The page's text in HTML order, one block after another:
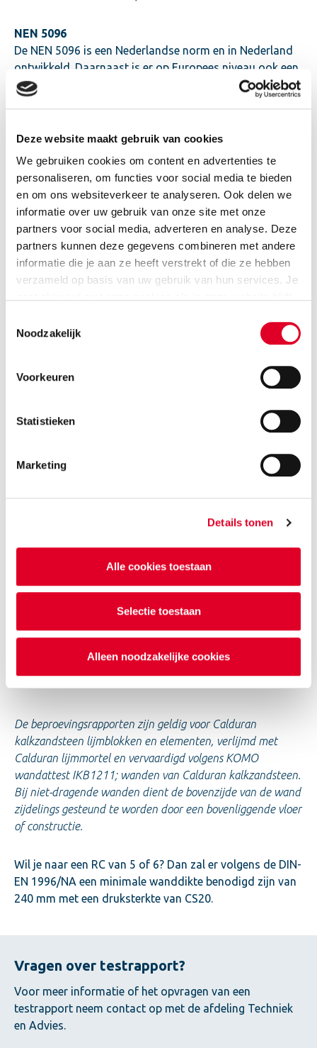
Deze website maakt gebruik van cookies
We gebruiken cookies om content en advertenties te
personaliseren, om functies voor social media te bieden
en om ons websiteverkeer te analyseren. Ook delen we
informatie over uw gebruik van onze site met onze
partners voor social media, adverteren en analyse. Deze
partners kunnen deze gegevens combineren met andere
informatie die je aan ze heeft verstrekt of die ze hebben
verzameld op basis van uw gebruik van hun services. Je
Noodzakelijk
Voorkeuren
Statistieken
Marketing
Details tonen
Alle cookies toestaan
Selectie toestaan
Alleen noodzakelijke cookies
NEN 5096
De NEN 5096 is een Nederlandse norm en in Nederland
ontwikkeld. Daarnaast is er op Europees niveau ook een
vergelijkbare norm, de NEN-EN 1627. In grote lijnen lijken
deze normen op elkaar, maar in detail verschillen deze.
(weerstandsklasse) i.p.v. RC2-RC6: “Resistance Class”.
maximale doorbraakopening en specifieke eisen voor
hang- en sluitwerk.
De testen die zijn uitgevoerd op Calduran
kalkzandsteenwanden voldoen zowel aan de NEN 5096
als de NEN-EN 1627. Hierbij zijn zowel de statische,
dynamische als manuele beproevingen uitgevoerd.
De meeste kozijnen in buitenwanden bevinden zich in
dik. Deze wandopbouw voldoet ruim aan de
gebruikelijke weerstandsklasse 2.
Voor de hogere klassen 3 en 4 heeft Calduran de
De beproevingsrapporten zijn geldig voor Calduran
kalkzandsteen lijmblokken en elementen, verlijmd met
Calduran lijmmortel en vervaardigd volgens KOMO
wandattest IKB1211; wanden van Calduran kalkzandsteen.
Bij niet-dragende wanden dient de bovenzijde van de wand
zijdelings gesteund te worden door een bovenliggende vloer
of constructie.
Wil je naar een RC van 5 of 6? Dan zal er volgens de DIN-
EN 1996/NA een minimale wanddikte benodigd zijn van
240 mm met een druksterkte van CS20.
Vragen over testrapport?
Voor meer informatie of het opvragen van een
testrapport neem contact op met de afdeling Techniek
en Advies.